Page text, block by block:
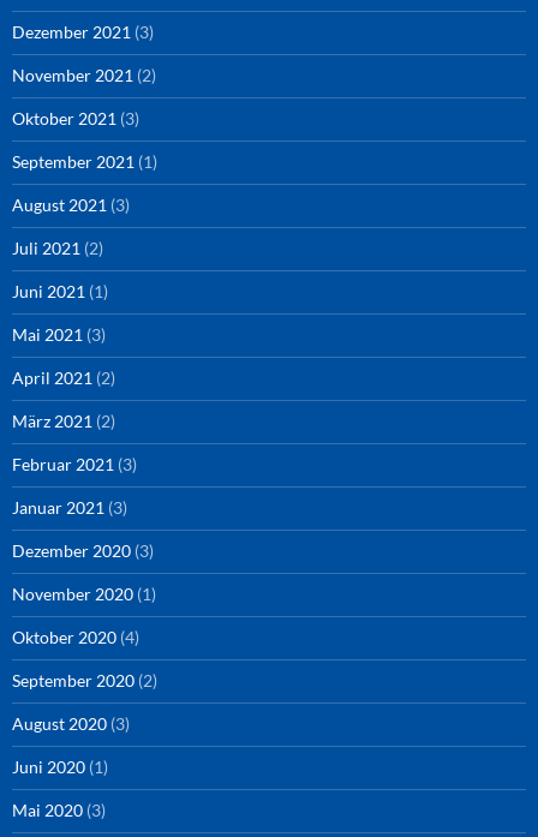
Dezember 2021 (3)
November 2021 (2)
Oktober 2021 (3)
September 2021 (1)
August 2021 (3)
Juli 2021 (2)
Juni 2021 (1)
Mai 2021 (3)
April 2021 (2)
März 2021 (2)
Februar 2021 (3)
Januar 2021 (3)
Dezember 2020 (3)
November 2020 (1)
Oktober 2020 (4)
September 2020 (2)
August 2020 (3)
Juni 2020 (1)
Mai 2020 (3)